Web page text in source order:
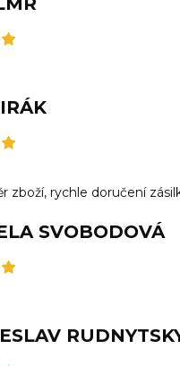
zboží, rychle doručení
SVOBODOVÁ